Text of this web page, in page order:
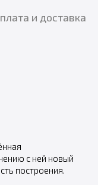
и доставка
с ней новый
построения.